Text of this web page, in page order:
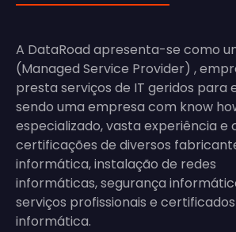
A DataRoad apresenta-se como
(Managed Service Provider) ,
presta serviços de IT geridos para
sendo uma empresa com know
especializado, vasta experiência e
certificações de diversos
informática, instalação de redes
informáticas, segurança
serviços profissionais e
informática.